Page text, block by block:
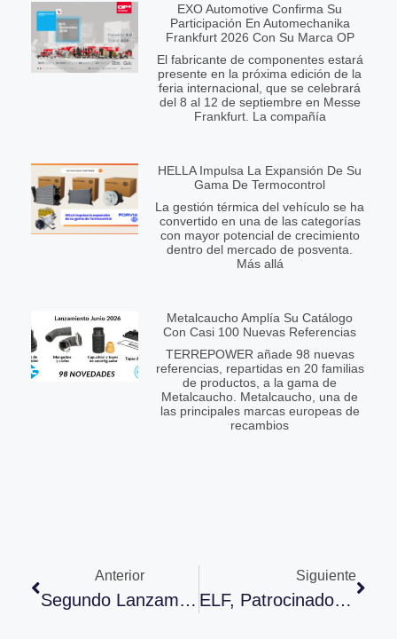
EXO Automotive Confirma Su
Participación En Automechanika
Frankfurt 2026 Con Su Marca OP
El fabricante de componentes estará
presente en la próxima edición de la
feria internacional, que se celebrará
del 8 al 12 de septiembre en Messe
Frankfurt. La compañía
HELLA Impulsa La Expansión De Su
Gama De Termocontrol
La gestión térmica del vehículo se ha
convertido en una de las categorías
con mayor potencial de crecimiento
dentro del mercado de posventa.
Más allá
Metalcaucho Amplía Su Catálogo
Con Casi 100 Nuevas Referencias
TERREPOWER añade 98 nuevas
referencias, repartidas en 20 familias
de productos, a la gama de
Metalcaucho. Metalcaucho, una de
las principales marcas europeas de
recambios
Anterior
Segundo Lanzamiento Del Año De Metalcaucho Con Protagonismo De Manguitos, Latiguillos De Freno Y Kits De Distribución
Siguiente
ELF, Patrocinador Principal De La Nueva Modalidad SuperSprint Motocross